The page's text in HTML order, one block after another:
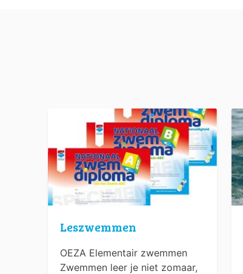
Leszwemmen
OEZA Elementair zwemmen
Zwemmen leer je niet zomaar,